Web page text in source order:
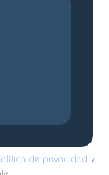
de privacidad y